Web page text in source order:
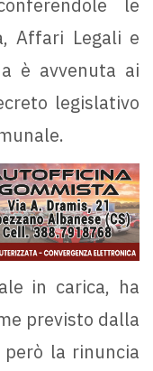
le
Affari Legali e
è avvenuta ai
legislativo
in carica, ha
previsto dalla
però la rinuncia